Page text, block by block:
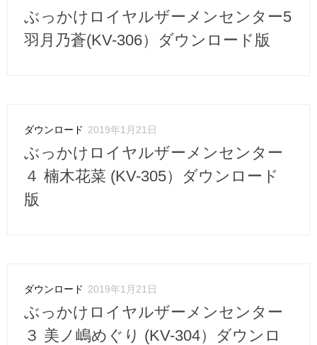
ぶっかけロイヤルザーメンセンター5
羽月乃蒼(KV-306）ダウンロード版
ダウンロード 2019年1月21日
ぶっかけロイヤルザーメンセンター
４ 楠木花菜 (KV-305）ダウンロード
版
ダウンロード 2019年1月21日
ぶっかけロイヤルザーメンセンター
３ 美ノ嶋めぐり (KV-304）ダウンロ